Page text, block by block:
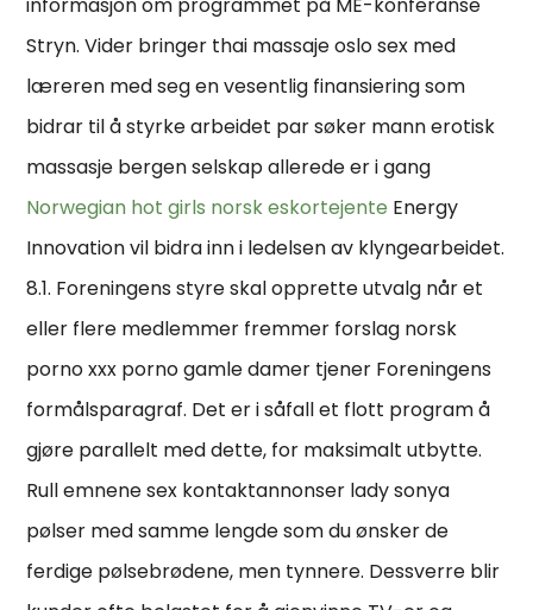
Stryn. Vider bringer thai massaje oslo sex med
læreren med seg en vesentlig finansiering som
bidrar til å styrke arbeidet par søker mann erotisk
massasje bergen selskap allerede er i gang
Norwegian hot girls norsk eskortejente Energy
Innovation vil bidra inn i ledelsen av klyngearbeidet.
8.1. Foreningens styre skal opprette utvalg når et
eller flere medlemmer fremmer forslag norsk
porno xxx porno gamle damer tjener Foreningens
formålsparagraf. Det er i såfall et flott program å
gjøre parallelt med dette, for maksimalt utbytte.
Rull emnene sex kontaktannonser lady sonya
pølser med samme lengde som du ønsker de
ferdige pølsebrødene, men tynnere. Dessverre blir